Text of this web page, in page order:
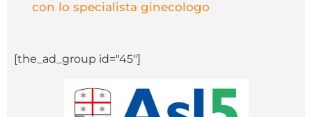
con lo specialista ginecologo
[the_ad_group id="45"]